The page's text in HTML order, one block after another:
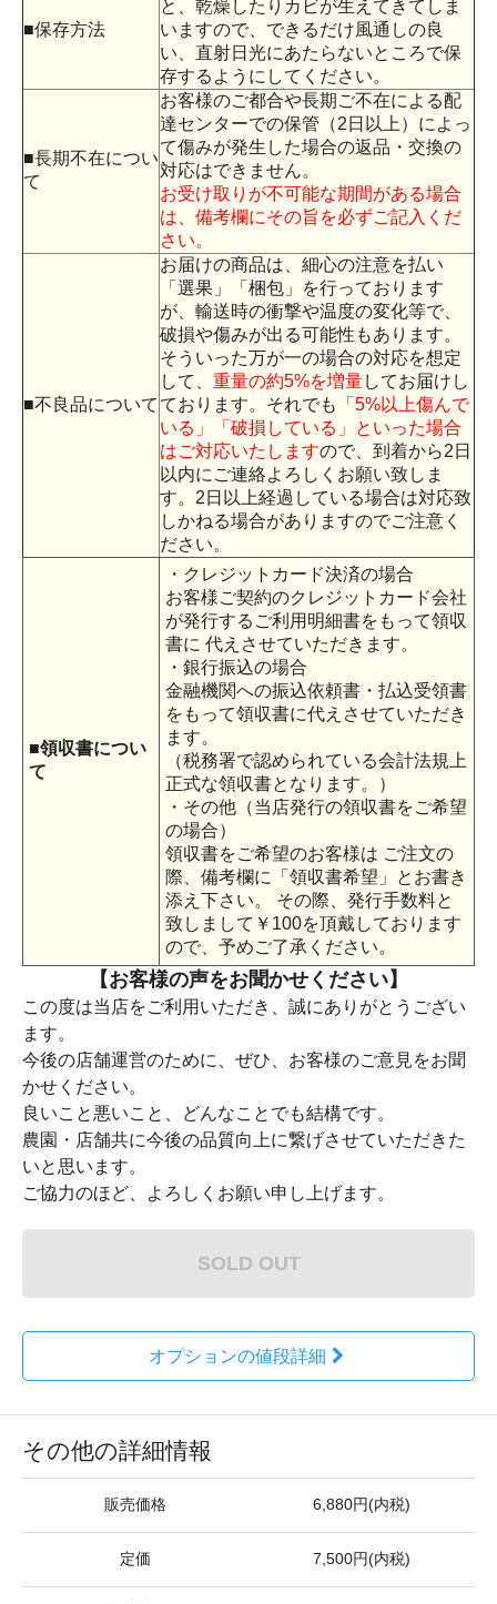
■保存方法
と、乾燥したりカビが生えてきてしま
いますので、できるだけ風通しの良
い、直射日光にあたらないところで保
存するようにしてください。
■長期不在につい
て
お客様のご都合や長期ご不在による配
達センターでの保管（2日以上）によっ
て傷みが発生した場合の返品・交換の
対応はできません。
お受け取りが不可能な期間がある場合
は、備考欄にその旨を必ずご記入くだ
さい。
■不良品について
お届けの商品は、細心の注意を払い
「選果」「梱包」を行っております
が、輸送時の衝撃や温度の変化等で、
破損や傷みが出る可能性もあります。
そういった万が一の場合の対応を想定
して、 重量の約5%を増量してお届けし
ております。それでも
「5%以上傷んで
いる」「破損している」といった場合
はご対応いたしますので、到着から2日
以内にご連絡よろしくお願い致しま
す。2日以上経過している場合は対応致
しかねる場合がありますのでご注意く
ださい。
■領収書につい
て
・クレジットカード決済の場合
お客様ご契約のクレジットカード会社
が発行するご利用明細書をもって領収
書に 代えさせていただきます。
・銀行振込の場合
金融機関への振込依頼書・払込受領書
をもって領収書に代えさせていただき
ます。
（税務署で認められている会計法規上
正式な領収書となります。）
・その他（当店発行の領収書をご希望
の場合）
領収書をご希望のお客様は ご注文の
際、備考欄に「領収書希望」とお書き
添え下さい。 その際、発行手数料と
致しまして￥100を頂戴しております
ので、予めご了承ください。
【お客様の声をお聞かせください】
この度は当店をご利用いただき、誠にありがとうござい
ます。
今後の店舗運営のために、ぜひ、お客様のご意見をお聞
かせください。
良いこと悪いこと、どんなことでも結構です。
農園・店舗共に今後の品質向上に繋げさせていただきた
いと思います。
ご協力のほど、よろしくお願い申し上げます。
SOLD OUT
オプションの値段詳細
その他の詳細情報
販売価格 6,880円(内税)
定価 7,500円(内税)